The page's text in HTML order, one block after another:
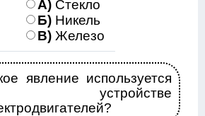
А) Стекло
Б) Никель
В) Железо
явление используется
устройстве